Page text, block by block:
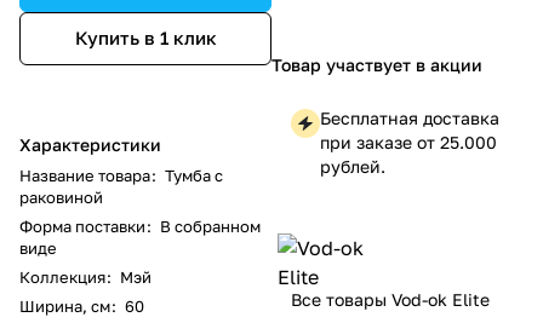
Купить в 1 клик
Характеристики
Название товара: Тумба с
раковиной
Форма поставки: В собранном
виде
Коллекция: Мэй
Ширина, см: 60
Товар участвует в акции
Бесплатная доставка
при заказе от 25.000
рублей.
Все товары Vod-ok Elite